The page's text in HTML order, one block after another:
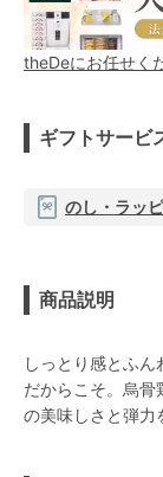
theDeにお任せく
ギフトサービ
のし・ラッ
商品説明
しっとり感とふ
だからこそ。烏骨
の美味しさと弾力